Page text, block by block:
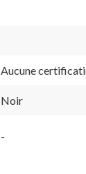
Aucune
Noir
-